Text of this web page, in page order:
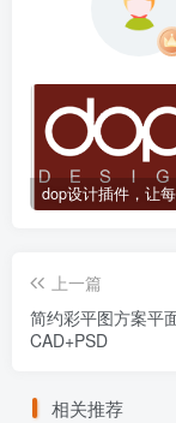
上一篇
简约彩平图方案平
CAD+PSD
相关推荐